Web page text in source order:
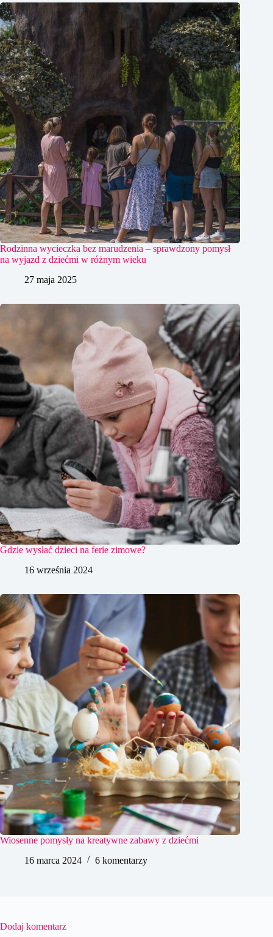
Rodzinna wycieczka bez marudzenia – sprawdzony pomysł
na wyjazd z dziećmi w różnym wieku
27 maja 2025
Gdzie wysłać dzieci na ferie zimowe?
16 września 2024
Wiosenne pomysły na kreatywne zabawy z dziećmi
16 marca 2024
6 komentarzy
Dodaj komentarz